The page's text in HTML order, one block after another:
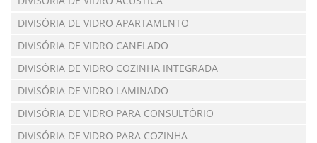
DIVISÓRIA DE VIDRO APARTAMENTO
DIVISÓRIA DE VIDRO CANELADO
DIVISÓRIA DE VIDRO COZINHA INTEGRADA
DIVISÓRIA DE VIDRO LAMINADO
DIVISÓRIA DE VIDRO PARA CONSULTÓRIO
DIVISÓRIA DE VIDRO PARA COZINHA